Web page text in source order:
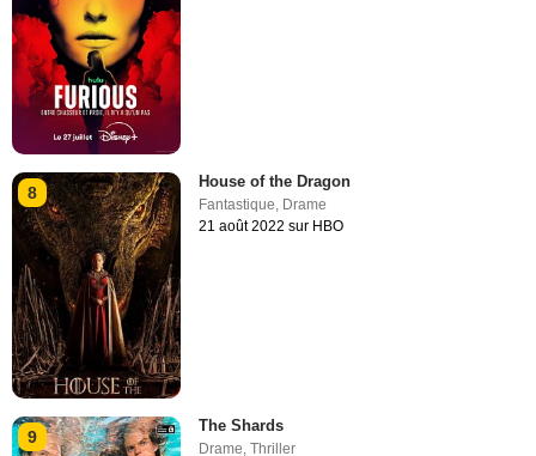
8
House of the Dragon
Fantastique, Drame
21 août 2022 sur HBO
9
The Shards
Drame ,Thriller